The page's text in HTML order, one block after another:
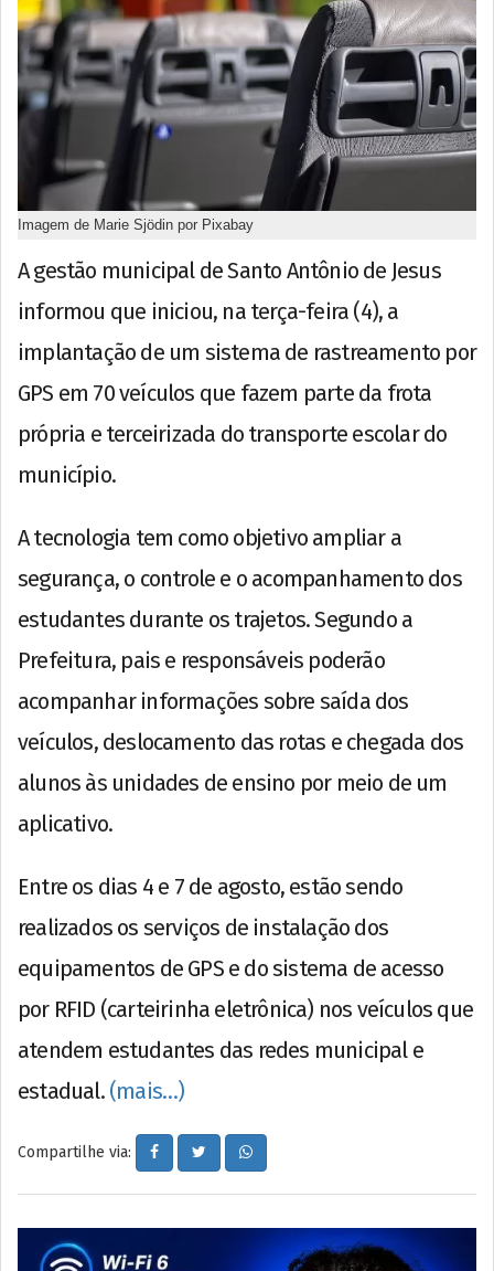
Imagem de Marie Sjödin por Pixabay
A gestão municipal de Santo Antônio de Jesus
informou que iniciou, na terça-feira (4), a
implantação de um sistema de rastreamento por
GPS em 70 veículos que fazem parte da frota
própria e terceirizada do transporte escolar do
município.
A tecnologia tem como objetivo ampliar a
segurança, o controle e o acompanhamento dos
estudantes durante os trajetos. Segundo a
Prefeitura, pais e responsáveis poderão
acompanhar informações sobre saída dos
veículos, deslocamento das rotas e chegada dos
alunos às unidades de ensino por meio de um
aplicativo.
Entre os dias 4 e 7 de agosto, estão sendo
realizados os serviços de instalação dos
equipamentos de GPS e do sistema de acesso
por RFID (carteirinha eletrônica) nos veículos que
atendem estudantes das redes municipal e
estadual. (mais…)
Compartilhe via: